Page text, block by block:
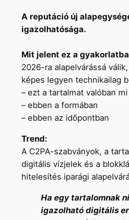
A reputáció új
igazolhatósága.
Mit jelent ez a
2026-ra alapelvárássá
képes legyen technikailag
– ezt a tartalmat valóban
– ebben a formában
– ebben az időpontban
Trend:
A C2PA-szabványok, a
digitális vízjelek és a
hitelesítés iparági
Ha egy tartalomnak
igazolható digitális